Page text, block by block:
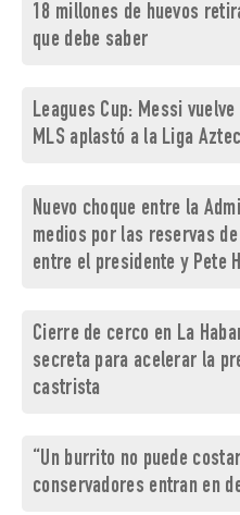
18 millones de huevos
que debe saber
Leagues Cup: Messi
MLS aplastó a la Liga
Nuevo choque entre la
medios por las reservas
entre el presidente y Pete
Cierre de cerco en La
secreta para acelerar la
castrista
“Un burrito no puede
conservadores entran en